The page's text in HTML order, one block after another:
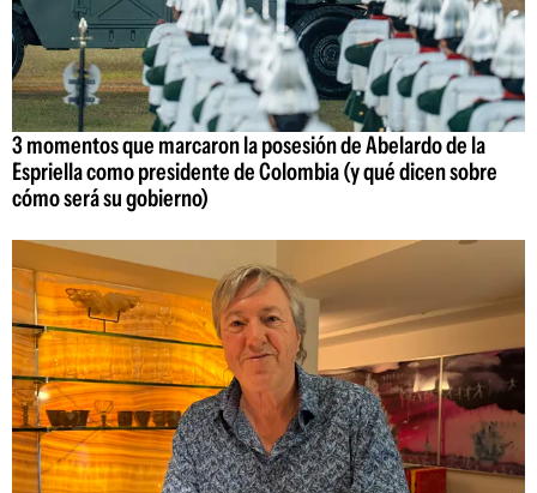
3 momentos que marcaron la posesión de Abelardo de la
Espriella como presidente de Colombia (y qué dicen sobre
cómo será su gobierno)